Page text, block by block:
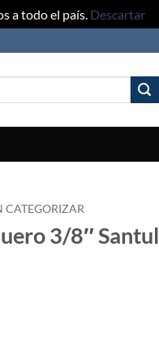
a todo el país. Descartar
CATEGORIZAR
3/8″ Santul